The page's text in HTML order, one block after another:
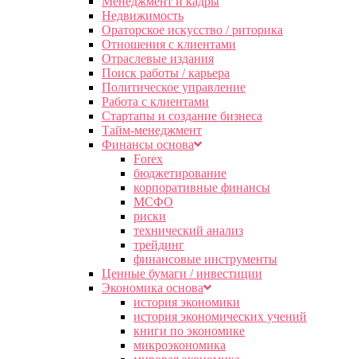
Недвижимость
Ораторское искусство / риторика
Отношения с клиентами
Отраслевые издания
Поиск работы / карьера
Политическое управление
Работа с клиентами
Стартапы и создание бизнеса
Тайм-менеджмент
Финансы основа
Forex
бюджетирование
корпоративные финансы
МСФО
риски
технический анализ
трейдинг
финансовые инструменты
Ценные бумаги / инвестиции
Экономика основа
история экономики
история экономических учений
книги по экономике
микроэкономика